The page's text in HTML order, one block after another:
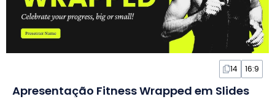
14 16:9
Apresentação Fitness Wrapped em Slides